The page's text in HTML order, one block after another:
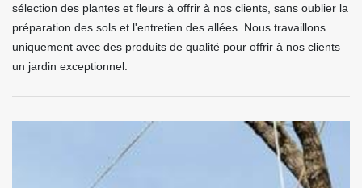
sélection des plantes et fleurs à offrir à nos clients, sans oublier la
préparation des sols et l'entretien des allées. Nous travaillons
uniquement avec des produits de qualité pour offrir à nos clients
un jardin exceptionnel.